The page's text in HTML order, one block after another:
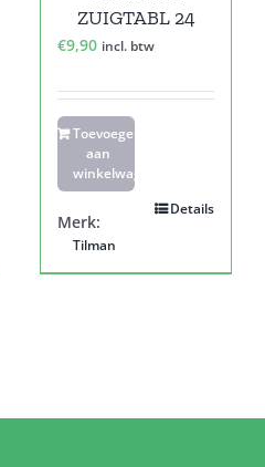
ZUIGTABL 24
€9,90 incl. btw
Toevoegen
aan
winkelwagen
Details
Merk:
Tilman